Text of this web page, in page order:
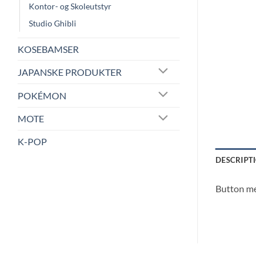
Kontor- og Skoleutstyr
Studio Ghibli
KOSEBAMSER
JAPANSKE PRODUKTER
POKÉMON
MOTE
K-POP
Button